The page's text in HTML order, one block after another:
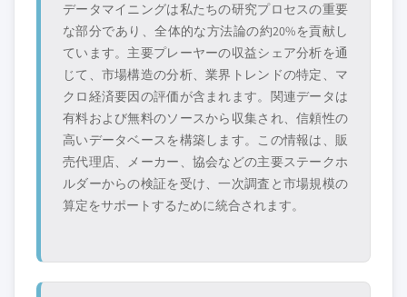
データマイニングは私たちの研究プロセスの重要
な部分であり、全体的な方法論の約20%を貢献し
ています。主要プレーヤーの収益シェア分析を通
じて、市場構造の分析、業界トレンドの特定、マ
クロ経済要因の評価が含まれます。関連データは
有料および無料のソースから収集され、信頼性の
高いデータベースを構築します。この情報は、販
売代理店、メーカー、協会などの主要ステークホ
ルダーからの検証を受け、一次調査と市場規模の
算定をサポートするために統合されます。